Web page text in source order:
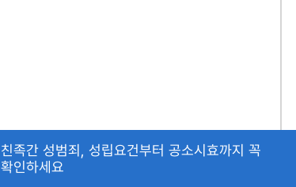
친족간 성범죄, 성립요건부터 공소시효까지 꼭
확인하세요